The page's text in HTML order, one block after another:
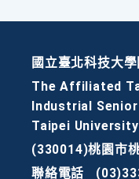
國立臺北科技大
The Affiliated
Industrial
Taipei
(330014)桃園市
聯絡電話